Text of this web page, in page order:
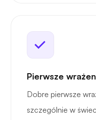
Pierwsze
Dobre pierwsze
szczególnie w